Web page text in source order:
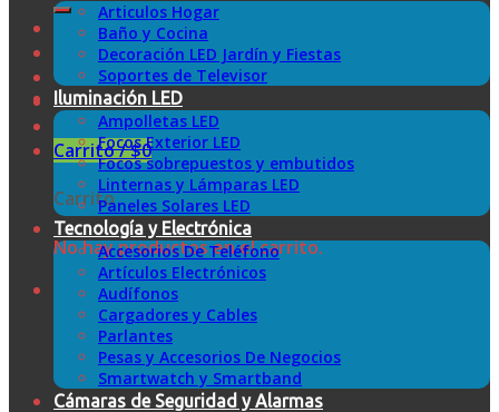
Carrito /$0
Carrito
No hay productos en el carrito.
Articulos Hogar
Baño y Cocina
Decoración LED Jardín y Fiestas
Soportes de Televisor
Iluminación LED
Ampolletas LED
Focos Exterior LED
Focos sobrepuestos y embutidos
Linternas y Lámparas LED
Paneles Solares LED
Tecnología y Electrónica
Accesorios De Teléfono
Artículos Electrónicos
Audífonos
Cargadores y Cables
Parlantes
Pesas y Accesorios De Negocios
Smartwatch y Smartband
Cámaras de Seguridad y Alarmas